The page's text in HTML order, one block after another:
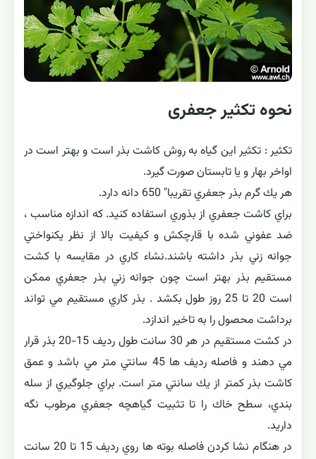
نحوه تکثیر جعفری
تکثیر : تکثیر این گیاه به روش کاشت بذر است و بهتر است در
اواخر بهار و یا تابستان صورت گیرد.
هر يك گرم بذر جعفري تقريبا" 650 دانه دارد.
براي كاشت جعفري از بذوري استفاده كنيد. كه اندازه مناسب ،
ضد عفوني شده با قارچكش و كيفيت بالا از نظر يكنواختي
جوانه زني بذر داشته باشند.نشاء كاري در مقايسه با كشت
مستقيم بذر بهتر است چون جوانه زني بذر جعفري ممكن
است 20 تا 25 روز طول بكشد . بذر كاري مستقيم مي تواند
برداشت محصول را به تاخير اندازد.
در كشت مستقيم در هر 30 سانت طول رديف 15-20 بذر قرار
مي دهند و فاصله رديف ها 45 سانتي متر مي باشد و عمق
كاشت بذر كمتر از يك سانتي متر است. براي جلوگيري از سله
بندي، سطح خاك را تا تثبيت گياهچه جعفري مرطوب نگه
داريد.
در هنگام نشا كردن فاصله بوته ها روي رديف 15 تا 20 سانت